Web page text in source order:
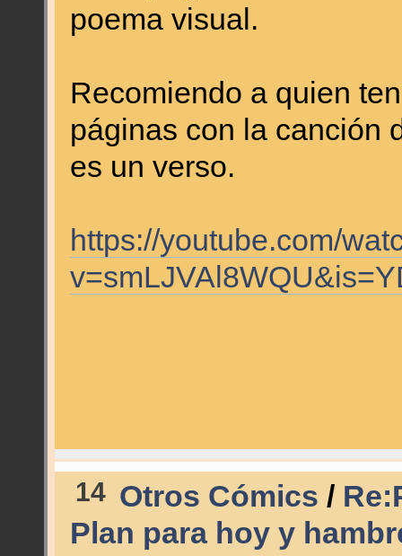
poema visual.
Recomiendo a quien
páginas con la canción
es un verso.
https://youtube.com/
14 Otros Cómics /
Plan para hoy y